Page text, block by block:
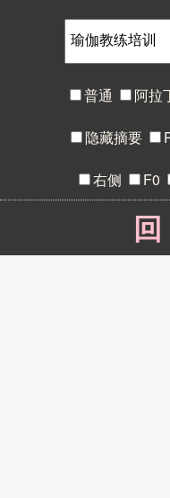
普通 阿拉
隐藏摘要
右侧 F0